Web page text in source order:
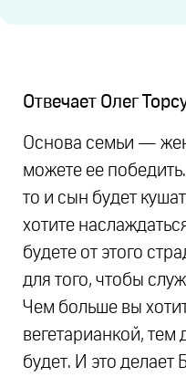
Отвечает Олег
Основа семьи —
можете ее
то и сын будет
хотите
будете от этого
для того, чтобы
Чем больше вы
вегетарианкой, тем
будет. И это делает